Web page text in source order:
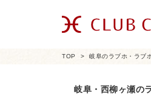
TOP 岐阜のラブホ・ラブ
岐阜・西柳ヶ瀬の